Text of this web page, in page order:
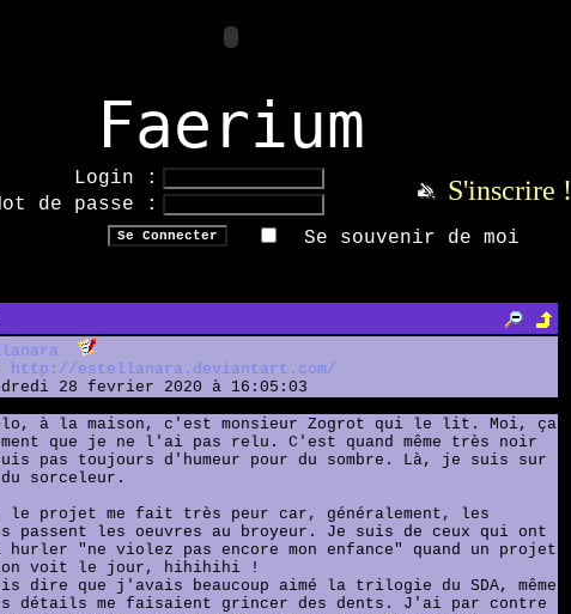
Faerium
Login : S'inscrire !
de passe :
Se souvenir de moi
http://estellanara.deviantart.com/
28 fevrier 2020 à 16:05:03
à la maison, c'est monsieur Zogrot qui le lit. Moi, ça
que je ne l'ai pas relu. C'est quand même très noir
pas toujours d'humeur pour du sombre. Là, je suis sur
sorceleur.
le projet me fait très peur car, généralement, les
passent les oeuvres au broyeur. Je suis de ceux qui ont
hurler "ne violez pas encore mon enfance" quand un projet
voit le jour, hihihihi !
dire que j'avais beaucoup aimé la trilogie du SDA, même
détails me faisaient grincer des dents. J'ai par contre